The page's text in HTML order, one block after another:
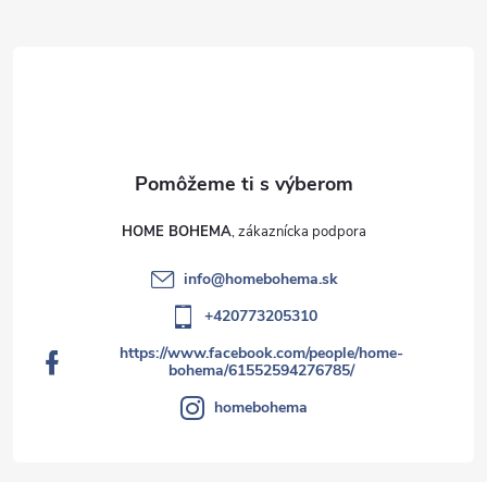
HOME BOHEMA
info@homebohema.sk
+420773205310
https://www.facebook.com/people/home-
bohema/61552594276785/
homebohema